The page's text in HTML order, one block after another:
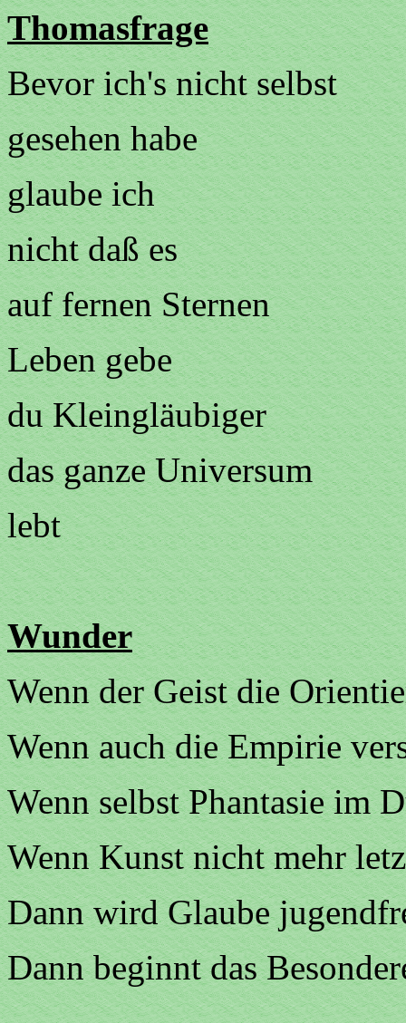
Thomasfrage
Bevor ich's nicht selbst
gesehen habe
glaube ich
nicht daß es
auf fernen Sternen
Leben gebe
du Kleingläubiger
das ganze Universum
lebt
Wunder
Wenn der Geist die
Wenn auch die Empirie
Wenn selbst Phantasie im
Wenn Kunst nicht mehr
Dann wird Glaube
Dann beginnt das